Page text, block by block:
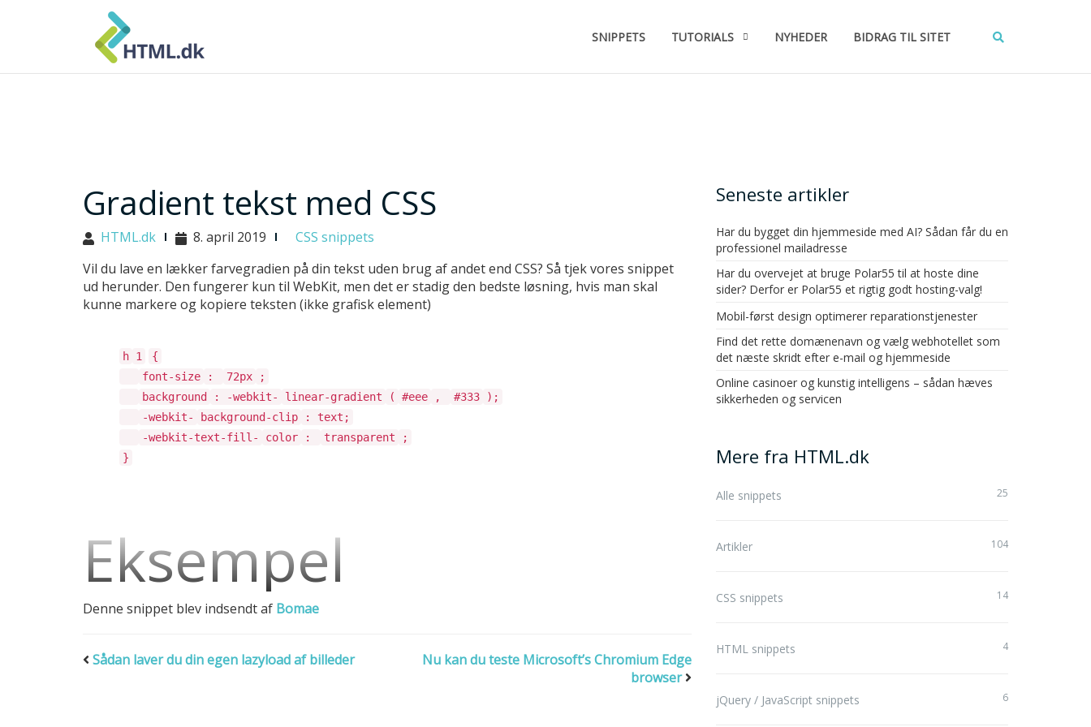
SNIPPETS TUTORIALS NYHEDER BIDRAG TIL SITET
Gradient tekst med CSS
HTML.dk 8. april 2019
CSS snippets
Vil du lave en lækker farvegradien på din tekst uden brug af andet end CSS? Så tjek vores snippet
ud herunder. Den fungerer kun til WebKit, men det er stadig den bedste løsning, hvis man skal
kunne markere og kopiere teksten (ikke grafisk element)
h 1
{
font-size
: 72px
;
background
: -webkit- linear-gradient ( #eee , #333
);
-webkit-
background-clip
: text;
-webkit-text-fill-
color : transparent
;
}
Eksempel
Denne snippet blev indsendt af Bomae
Sådan laver du din egen lazyload af billeder
Nu kan du teste Microsoft’s Chromium Edge
browser
Seneste artikler
Har du bygget din hjemmeside med AI? Sådan får du en
professionel mailadresse
Har du overvejet at bruge Polar55 til at hoste dine
sider? Derfor er Polar55 et rigtig godt hosting-valg!
Mobil-først design optimerer reparationstjenester
Find det rette domænenavn og vælg webhotellet som
det næste skridt efter e-mail og hjemmeside
Online casinoer og kunstig intelligens – sådan hæves
sikkerheden og servicen
Mere fra HTML.dk
Alle snippets 25
Artikler 104
CSS snippets 14
HTML snippets 4
jQuery / JavaScript snippets 6